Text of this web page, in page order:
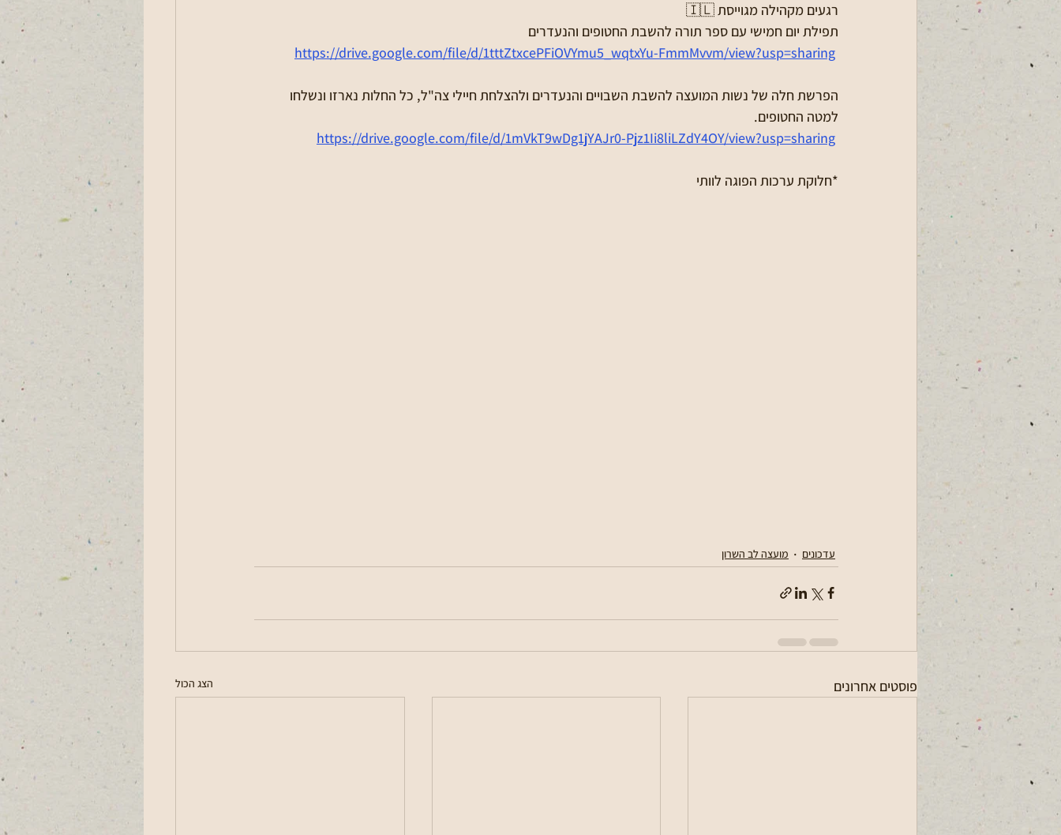
🇮🇱 רגעים מקהילה מגוייסת
תפילת יום חמישי עם ספר תורה להשבת החטופים והנעדרים
https://drive.google.com/file/d/1tttZtxcePFiOVYmu5_wqtxYu-FmmMvvm/view?usp=sharing
הפרשת חלה של נשות המועצה להשבת השבויים והנעדרים ולהצלחת חיילי צה"ל, כל החלות נארזו ונשלחו
למטה החטופים.
https://drive.google.com/file/d/1mVkT9wDg1jYAJr0-Pjz1Ii8liLZdY4OY/view?usp=sharing
*חלוקת ערכות הפוגה לוותי
עדכונים מועצה לב השרון
פוסטים אחרונים הצג הכול